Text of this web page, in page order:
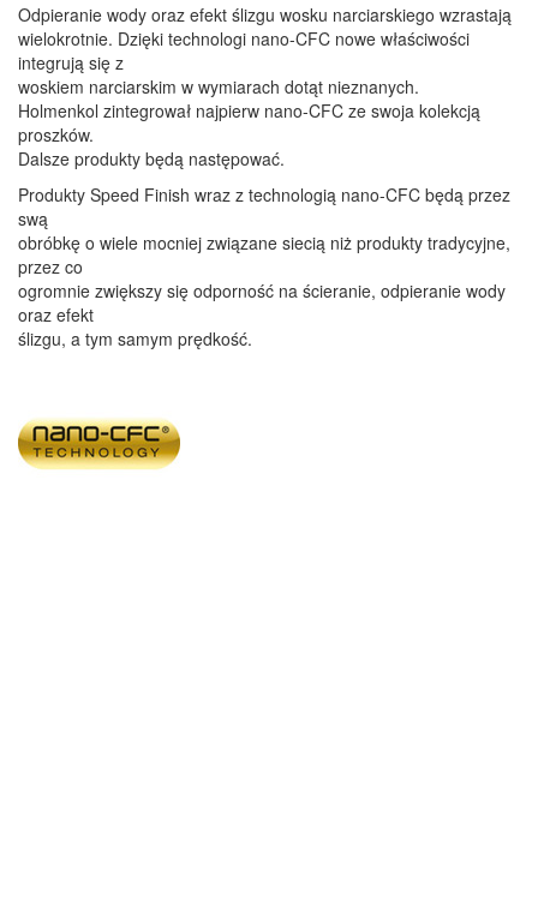
Odpieranie wody oraz efekt ślizgu wosku narciarskiego wzrastają
wielokrotnie. Dzięki technologi nano-CFC nowe właściwości
integrują się z
woskiem narciarskim w wymiarach dotąt nieznanych.
Holmenkol zintegrował najpierw nano-CFC ze swoja kolekcją
proszków.
Dalsze produkty będą następować.
Produkty Speed Finish wraz z technologią nano-CFC będą przez
swą
obróbkę o wiele mocniej związane siecią niż produkty tradycyjne,
przez co
ogromnie zwiększy się odporność na ścieranie, odpieranie wody
oraz efekt
ślizgu, a tym samym prędkość.